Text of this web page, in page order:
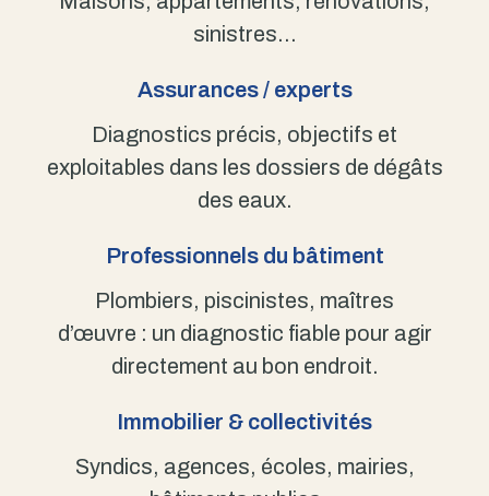
sinistres…
Assurances / experts
Diagnostics précis, objectifs et
exploitables dans les dossiers de dégâts
des eaux.
Professionnels du bâtiment
Plombiers, piscinistes, maîtres
d’œuvre : un diagnostic fiable pour agir
directement au bon endroit.
Immobilier & collectivités
Syndics, agences, écoles, mairies,